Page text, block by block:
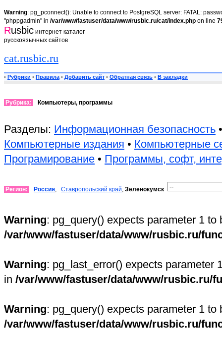
Warning: pg_pconnect(): Unable to connect to PostgreSQL server: FATAL:
"phppgadmin" in /var/www/fastuser/data/www/rusbic.ru/cat/index.php on line
Rusbic интернет каталог
русскоязычных сайтов
cat.rusbic.ru
• Рубрики • Правила • Добавить сайт • Обратная связь • В закладки
Рубрика: Компьютеры, программы
Разделы: Информационная безопасность
Компьютерные издания • Компьютерные
Програмирование • Программы, софт,
Регион: Россия, Ставропольский край, Зеленокумск
Warning: pg_query() expects parameter 1
/var/www/fastuser/data/www/rusbic.ru/
Warning: pg_last_error() expects parameter
in /var/www/fastuser/data/www/rusbic.ru/
Warning: pg_query() expects parameter 1
/var/www/fastuser/data/www/rusbic.ru/